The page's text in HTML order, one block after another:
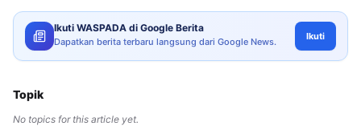
Ikuti WASPADA di Google Berita
Dapatkan berita terbaru langsung dari Google News. Ikuti
Topik
No topics for this article yet.